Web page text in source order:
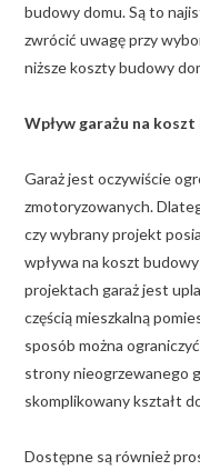
budowy domu. Są to
zwrócić uwagę przy
niższe koszty budowy
Wpływ garażu na
Garaż jest oczywiście
zmotoryzowanych.
czy wybrany projekt
wpływa na koszt
projektach garaż jest
częścią mieszkalną
sposób można
strony nieogrzewanego
skomplikowany kształt
Dostępne są również